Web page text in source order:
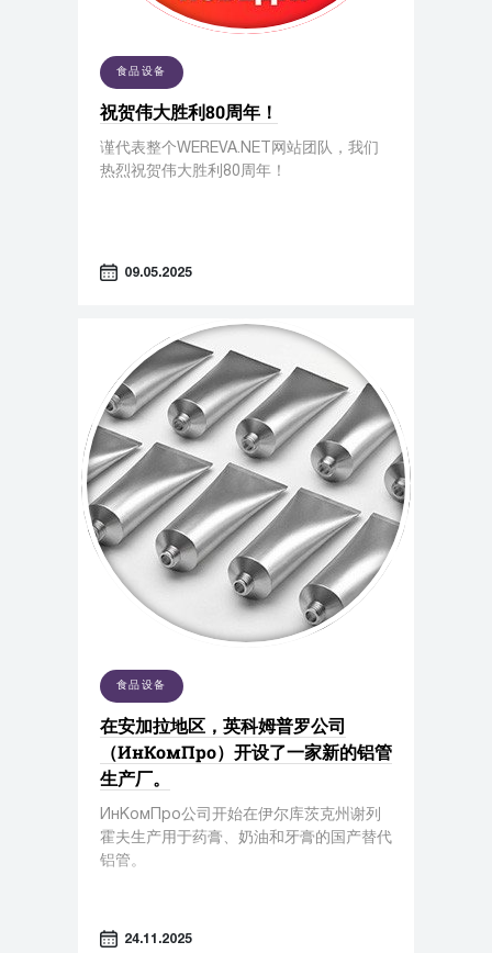
食品设备
祝贺伟大胜利80周年！
谨代表整个WEREVA.NET网站团队，我们
热烈祝贺伟大胜利80周年！
09.05.2025
食品设备
在安加拉地区，英科姆普罗公司
（ИнКомПро）开设了一家新的铝管
生产厂。
ИнКомПро公司开始在伊尔库茨克州谢列
霍夫生产用于药膏、奶油和牙膏的国产替代
铝管。
24.11.2025